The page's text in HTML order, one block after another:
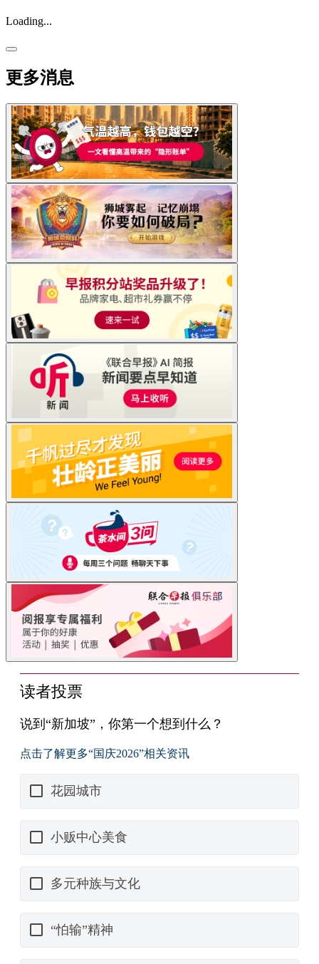
Loading...
更多消息